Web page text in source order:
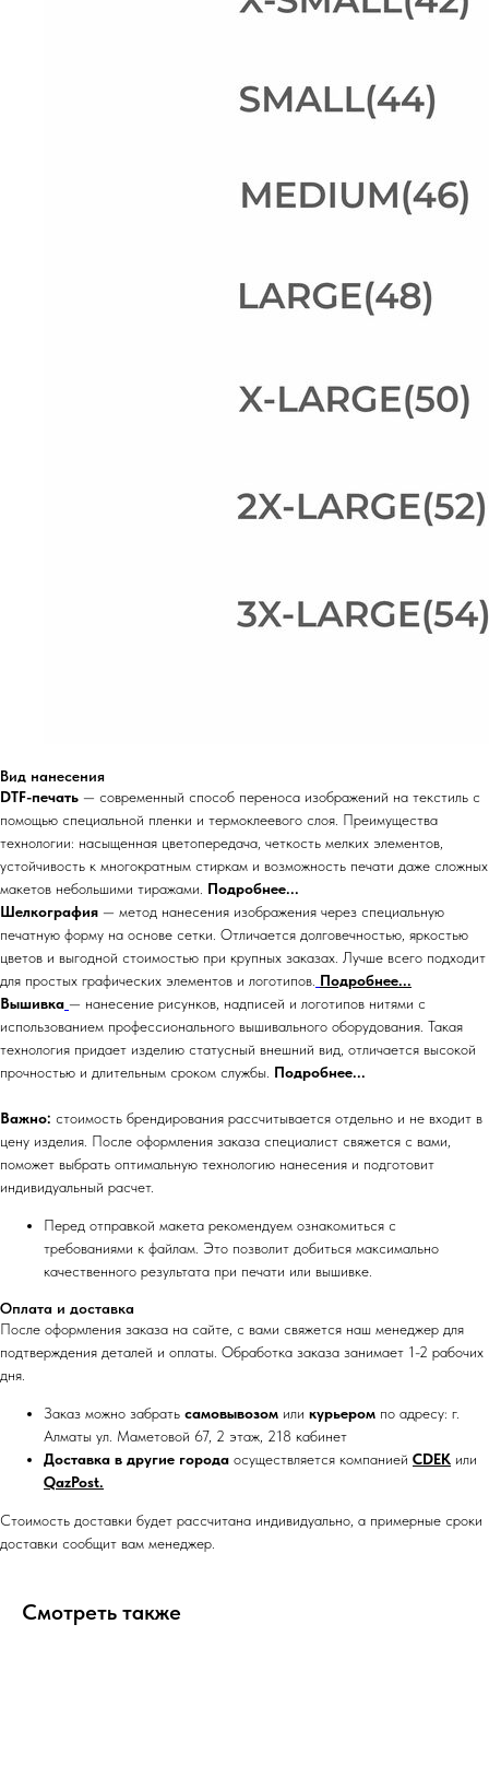
Вид нанесения
DTF-печать — современный способ переноса изображений на текстиль с
помощью специальной пленки и термоклеевого слоя. Преимущества
технологии: насыщенная цветопередача, четкость мелких элементов,
устойчивость к многократным стиркам и возможность печати даже сложных
макетов небольшими тиражами. Подробнее...
Шелкография — метод нанесения изображения через специальную
печатную форму на основе сетки. Отличается долговечностью, яркостью
цветов и выгодной стоимостью при крупных заказах. Лучше всего подходит
для простых графических элементов и логотипов. Подробнее...
Вышивка — нанесение рисунков, надписей и логотипов нитями с
использованием профессионального вышивального оборудования. Такая
технология придает изделию статусный внешний вид, отличается высокой
прочностью и длительным сроком службы. Подробнее...
Важно: стоимость брендирования рассчитывается отдельно и не входит в
цену изделия. После оформления заказа специалист свяжется с вами,
поможет выбрать оптимальную технологию нанесения и подготовит
индивидуальный расчет.
Перед отправкой макета рекомендуем ознакомиться с
требованиями к файлам. Это позволит добиться максимально
качественного результата при печати или вышивке.
Оплата и доставка
После оформления заказа на сайте, с вами свяжется наш менеджер для
подтверждения деталей и оплаты. Обработка заказа занимает 1-2 рабочих
дня.
Заказ можно забрать самовывозом или курьером по адресу: г.
Алматы ул. Маметовой 67, 2 этаж, 218 кабинет
Доставка в другие города осуществляется компанией CDEK или
QazPost.
Стоимость доставки будет рассчитана индивидуально, а примерные сроки
доставки сообщит вам менеджер.
Смотреть также